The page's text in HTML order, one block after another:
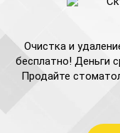
Очистка и
бесплатно! Деньги
Продайте